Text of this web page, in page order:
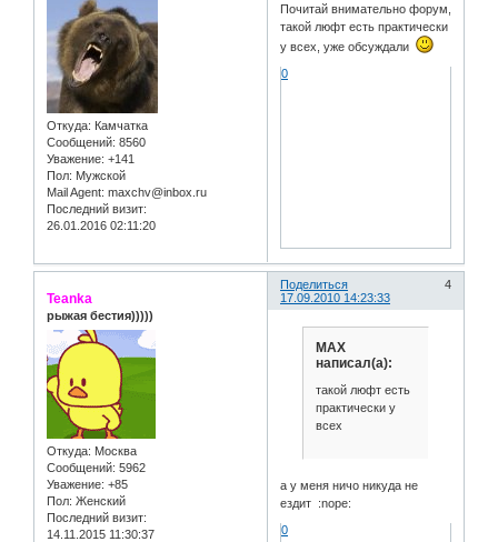
Откуда: Камчатка
Сообщений: 8560
Уважение: +141
Пол: Мужской
Mail Agent: maxchv@inbox.ru
Последний визит:
26.01.2016 02:11:20
Почитай внимательно форум,
такой люфт есть практически
у всех, уже обсуждали
0
Поделиться
4
17.09.2010 14:23:33
Teanka
рыжая бестия)))))
Откуда: Москва
Сообщений: 5962
Уважение: +85
Пол: Женский
Последний визит:
14.11.2015 11:30:37
MAX
написал(а):
такой люфт есть
практически у
всех
а у меня ничо никуда не
ездит :nope:
0